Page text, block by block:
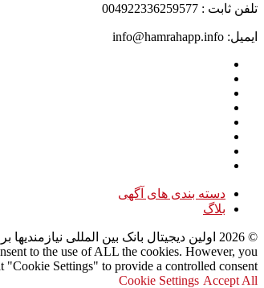
تلفن ثابت : 004922336259577
ایمیل: info@hamrahapp.info
دسته بندی های آگهی
بلاگ
©
2026 اولین دیجیتال بانک بین المللی نیازمندیها
to the use of ALL the cookies. However, you
"Cookie Settings" to provide a controlled consent.
Cookie Settings Accept All